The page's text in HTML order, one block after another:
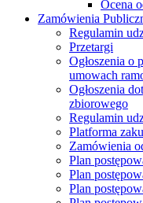
Ocena
Zamówienia
Regulamin
Przetargi
Ogłoszenia o
umowach
Ogłoszenia
zbiorowego
Regulamin
Platforma
Zamówienia
Plan
Plan
Plan